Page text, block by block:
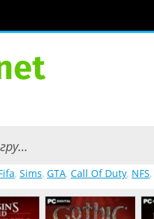
, Sims, GTA, Call Of Duty, NFS,